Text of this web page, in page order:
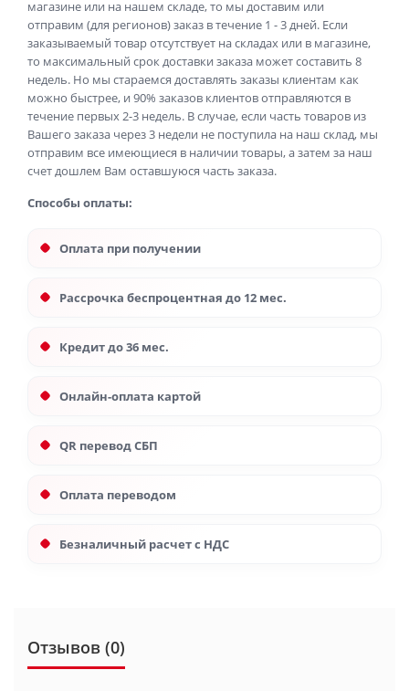
магазине или на нашем складе, то мы доставим или
отправим (для регионов) заказ в течение 1 - 3 дней. Если
заказываемый товар отсутствует на складах или в магазине,
то максимальный срок доставки заказа может составить 8
недель. Но мы стараемся доставлять заказы клиентам как
можно быстрее, и 90% заказов клиентов отправляются в
течение первых 2-3 недель. В случае, если часть товаров из
Вашего заказа через 3 недели не поступила на наш склад, мы
отправим все имеющиеся в наличии товары, а затем за наш
счет дошлем Вам оставшуюся часть заказа.
Способы оплаты:
Оплата при получении
Рассрочка беспроцентная до 12 мес.
Кредит до 36 мес.
Онлайн-оплата картой
QR перевод СБП
Оплата переводом
Безналичный расчет с НДС
Отзывов (0)